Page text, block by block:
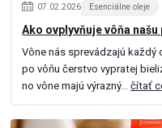
07 02 2026 Esenciálne oleje
Ako ovplyvňuje vôňa našu
Vône nás sprevádzajú každý
po vôňu čerstvo vypratej
no vône majú výrazný...čítať